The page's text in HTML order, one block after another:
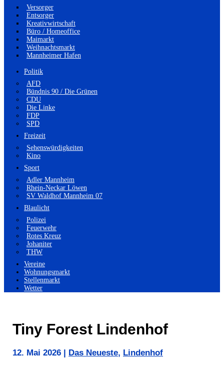
Versorger
Entsorger
Kreativwirtschaft
Büro / Homeoffice
Maimarkt
Weihnachtsmarkt
Mannheimer Hafen
Politik
AFD
Bündnis 90 / Die Grünen
CDU
Die Linke
FDP
SPD
Freizeit
Sehenswürdigkeiten
Kino
Sport
Adler Mannheim
Rhein-Neckar Löwen
SV Waldhof Mannheim 07
Blaulicht
Polizei
Feuerwehr
Rotes Kreuz
Johaniter
THW
Vereine
Wohnungsmarkt
Stellenmarkt
Wetter
Tiny Forest Lindenhof
12. Mai 2026 Das Neueste, Lindenhof